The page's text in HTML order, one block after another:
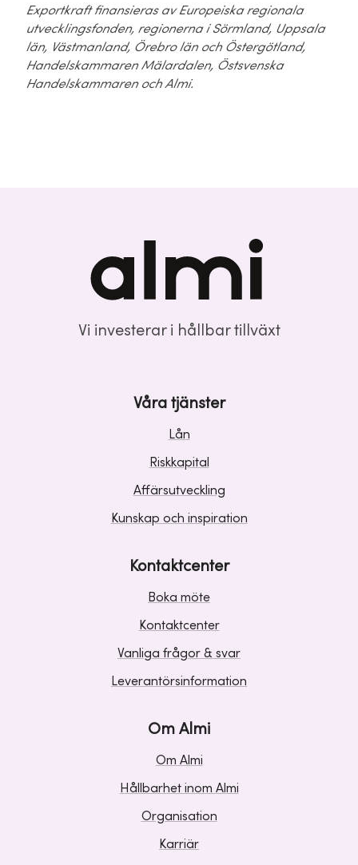
Exportkraft finansieras av Europeiska regionala
utvecklingsfonden, regionerna i Sörmland, Uppsala
län, Västmanland, Örebro län och Östergötland,
Handelskammaren Mälardalen, Östsvenska
Handelskammaren och Almi.
Vi investerar i hållbar tillväxt
Våra tjänster
Lån
Riskkapital
Affärsutveckling
Kunskap och inspiration
Kontaktcenter
Boka möte
Kontaktcenter
Vanliga frågor & svar
Leverantörsinformation
Om Almi
Om Almi
Hållbarhet inom Almi
Organisation
Karriär